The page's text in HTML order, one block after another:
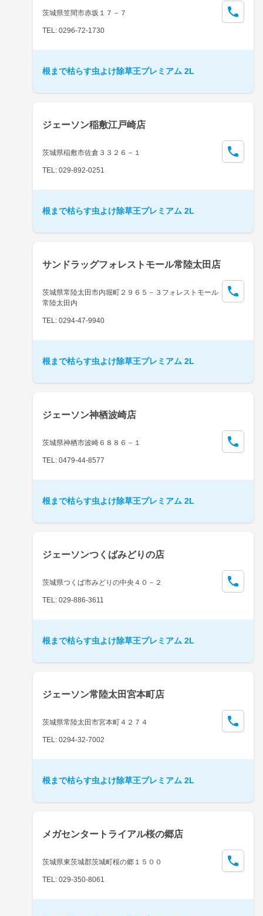
茨城県笠間市赤坂１７－７
TEL: 0296-72-1730
根まで枯らす虫よけ除草王プレミアム 2L
ジェーソン稲敷江戸崎店
茨城県稲敷市佐倉３３２６－１
TEL: 029-892-0251
根まで枯らす虫よけ除草王プレミアム 2L
サンドラッグフォレストモール常陸太田店
茨城県常陸太田市内堀町２９６５－３フォレストモール
常陸太田内
TEL: 0294-47-9940
根まで枯らす虫よけ除草王プレミアム 2L
ジェーソン神栖波崎店
茨城県神栖市波崎６８８６－１
TEL: 0479-44-8577
根まで枯らす虫よけ除草王プレミアム 2L
ジェーソンつくばみどりの店
茨城県つくば市みどりの中央４０－２
TEL: 029-886-3611
根まで枯らす虫よけ除草王プレミアム 2L
ジェーソン常陸太田宮本町店
茨城県常陸太田市宮本町４２７４
TEL: 0294-32-7002
根まで枯らす虫よけ除草王プレミアム 2L
メガセンタートライアル桜の郷店
茨城県東茨城郡茨城町桜の郷１５００
TEL: 029-350-8061